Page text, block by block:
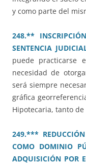
y como parte del
248.**
SENTENCIA
puede practicarse
necesidad de
será siempre
gráfica
Hipotecaria, tanto
249.***
COMO DOMINIO
ADQUISICIÓN POR